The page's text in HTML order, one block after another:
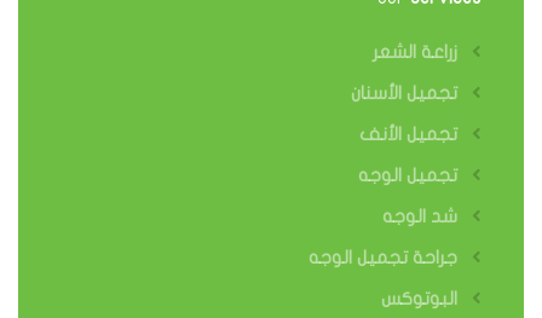
زراعة الشعر
تجميل الأسنان
تجميل الأنف
تجميل الوجه
شد الوجه
جراحة تجميل الوجه
البوتوكس